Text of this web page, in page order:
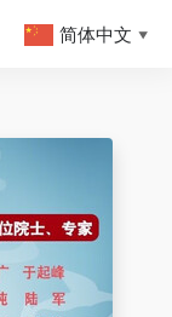
简体中文 ▼